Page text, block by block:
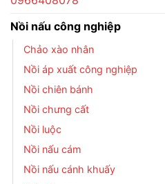
Nồi nấu công nghiệp
Chảo xào nhân
Nồi áp xuất công nghiệp
Nồi chiên bánh
Nồi chưng cất
Nồi luộc
Nồi nấu cám
Nồi nấu cánh khuấy